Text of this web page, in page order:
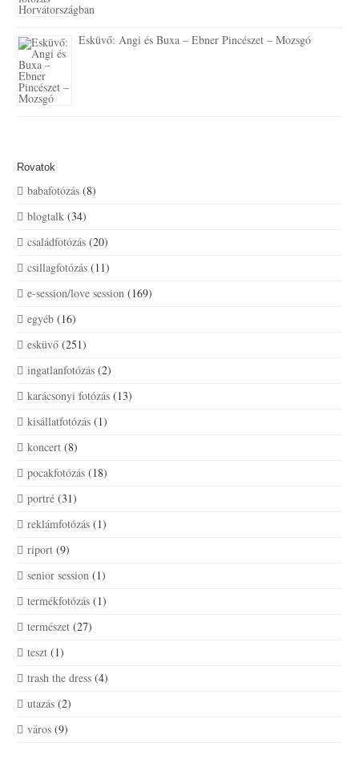
Esküvő: Angi és Buxa – Ebner Pincészet – Mozsgó
Rovatok
babafotózás (8)
blogtalk (34)
családfotózás (20)
csillagfotózás (11)
e-session/love session (169)
egyéb (16)
esküvő (251)
ingatlanfotózás (2)
karácsonyi fotózás (13)
kisállatfotózás (1)
koncert (8)
pocakfotózás (18)
portré (31)
reklámfotózás (1)
riport (9)
senior session (1)
termékfotózás (1)
természet (27)
teszt (1)
trash the dress (4)
utazás (2)
város (9)